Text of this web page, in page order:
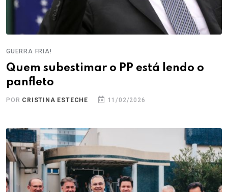
GUERRA FRIA!
Quem subestimar o PP está lendo o
panfleto
POR CRISTINA ESTECHE 11/02/2026